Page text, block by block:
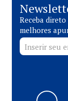
Receba
melhores